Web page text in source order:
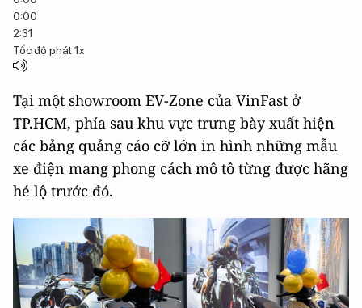
0:00
2:31
Tốc độ phát1x
Tại một showroom EV-Zone của VinFast ở
TP.HCM, phía sau khu vực trưng bày xuất hiện
các bảng quảng cáo cỡ lớn in hình những mẫu
xe điện mang phong cách mô tô từng được hãng
hé lộ trước đó.